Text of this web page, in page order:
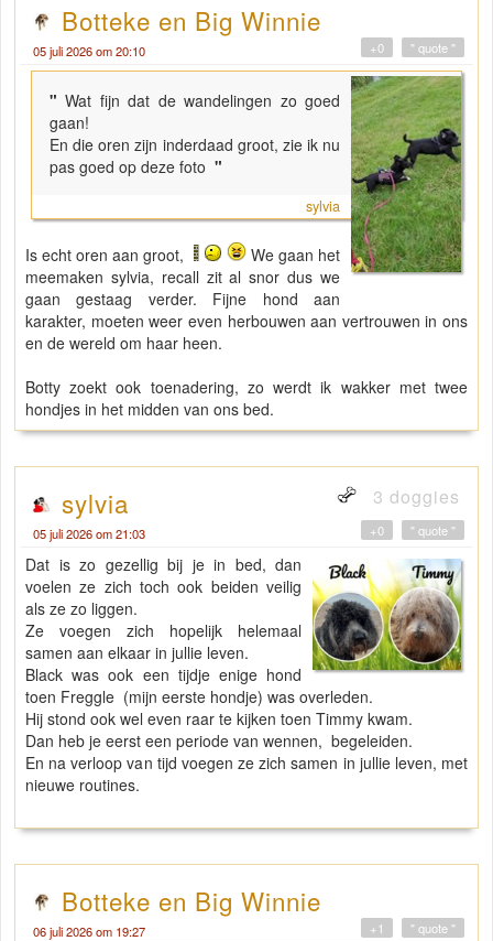
Botteke en Big Winnie
05 juli 2026 om 20:10 " quote "
+0
"Wat fijn dat de wandelingen zo goed
gaan!
En die oren zijn inderdaad groot, zie ik nu
pas goed op deze foto "
sylvia
Is echt oren aan groot,
We gaan het
meemaken sylvia, recall zit al snor dus we
gaan gestaag verder. Fijne hond aan
karakter, moeten weer even herbouwen aan vertrouwen in ons
en de wereld om haar heen.
Botty zoekt ook toenadering, zo werdt ik wakker met twee
hondjes in het midden van ons bed.
sylvia 3 doggies
05 juli 2026 om 21:03 " quote "
+0
Dat is zo gezellig bij je in bed, dan
voelen ze zich toch ook beiden veilig
als ze zo liggen.
Ze voegen zich hopelijk helemaal
samen aan elkaar in jullie leven.
Black was ook een tijdje enige hond
toen Freggle (mijn eerste hondje) was overleden.
Hij stond ook wel even raar te kijken toen Timmy kwam.
Dan heb je eerst een periode van wennen, begeleiden.
En na verloop van tijd voegen ze zich samen in jullie leven, met
nieuwe routines.
Botteke en Big Winnie
06 juli 2026 om 19:27 " quote "
+1